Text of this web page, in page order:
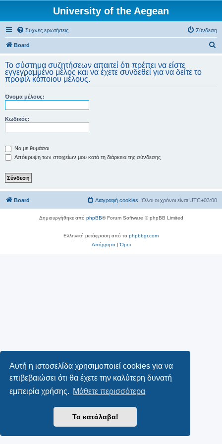
Αυτή η ιστοσελίδα χρησιμοποιεί cookies για να
επιβεβαιώσει ότι θα έχετε την καλύτερη δυνατή
εμπειρία χρήσης. Μάθετε περισσότερα
Το κατάλαβα!
University of the Aegean
Συχνές ερωτήσεις Σύνδεση
Board
Το σύστημα συζητήσεων απαιτεί ότι πρέπει να είστε
εγγεγραμμένο μέλος και να έχετε συνδεθεί για να δείτε το
προφίλ κάποιου μέλους.
Όνομα μέλους:
Κωδικός:
Να με θυμάσαι
Απόκρυψη των στοιχείων μου κατά τη διάρκεια της σύνδεσης
Board Όλοι οι χρόνοι είναι UTC+03:00
Διαγραφή cookies
Δημιουργήθηκε από phpBB® Forum Software © phpBB Limited
Ελληνική μετάφραση από το phpbbgr.com
Απόρρητο|Όροι